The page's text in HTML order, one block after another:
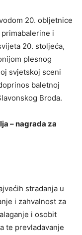
20. obljetnice
i
20. stoljeća,
plesnog
svjetskoj sceni
baletnoj
Broda.
– nagrada za
stradanja u
i zahvalnost za
i osobit
te prevladavanje